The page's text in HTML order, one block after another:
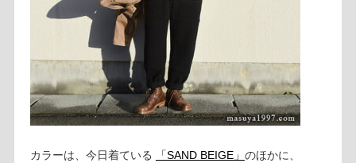
カラーは、今日着ている 「SAND BEIGE」 のほかに、